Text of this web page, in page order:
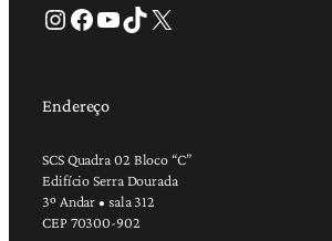
Instagram Facebook Youtube TikTok X
Endereço
SCS Quadra 02 Bloco “C”
Edifício Serra Dourada
3º Andar • sala 312
CEP 70300-902